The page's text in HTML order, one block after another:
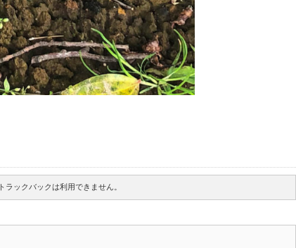
トラックバックは利用できません。